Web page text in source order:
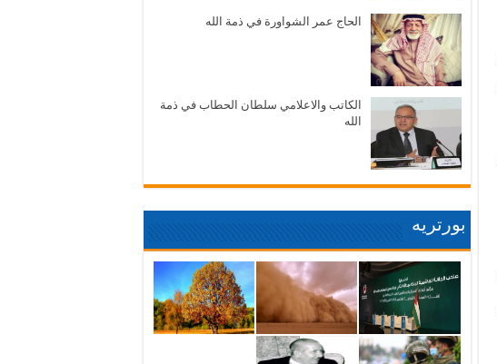
الحاج عمر الشواورة في ذمة الله
الكاتب والاعلامي سلطان الحطاب في ذمة
الله
بورتريه